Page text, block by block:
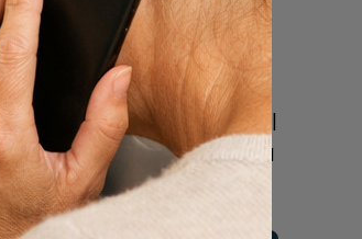
regelen
Beschrijf uw wensen
online of bel ons geheel
vrijblijvend voor hulp na
een overlijden.